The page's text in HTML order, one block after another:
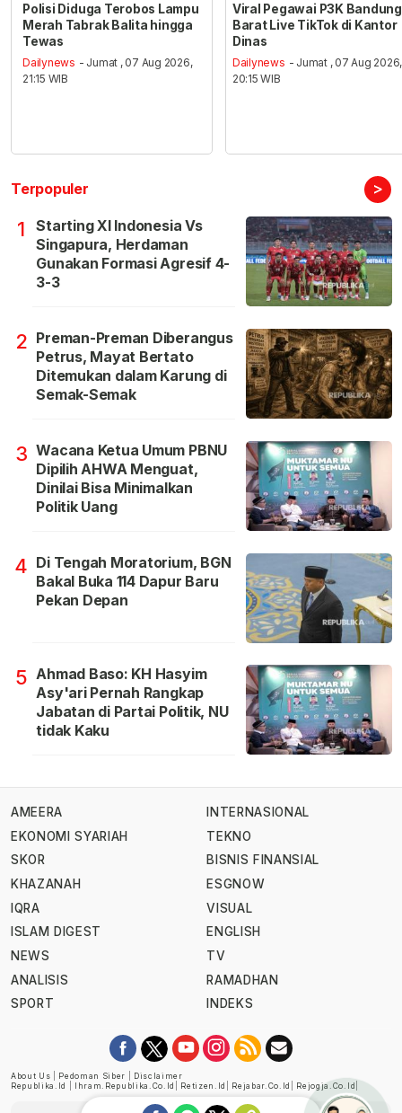
Polisi Diduga Terobos Lampu
Merah Tabrak Balita hingga
Tewas
Dailynews - Jumat , 07 Aug 2026,
21:15 WIB
Viral Pegawai P3K Bandung
Barat Live TikTok di Kantor
Dinas
Dailynews - Jumat , 07 Aug 2026,
20:15 WIB
Terpopuler >
1
Starting XI Indonesia Vs
Singapura, Herdaman
Gunakan Formasi Agresif 4-
3-3
2 Preman-Preman Diberangus
Petrus, Mayat Bertato
Ditemukan dalam Karung di
Semak-Semak
3 Wacana Ketua Umum PBNU
Dipilih AHWA Menguat,
Dinilai Bisa Minimalkan
Politik Uang
4 Di Tengah Moratorium, BGN
Bakal Buka 114 Dapur Baru
Pekan Depan
5 Ahmad Baso: KH Hasyim
Asy'ari Pernah Rangkap
Jabatan di Partai Politik, NU
tidak Kaku
AMEERA
EKONOMI SYARIAH
SKOR
KHAZANAH
IQRA
ISLAM DIGEST
NEWS
ANALISIS
SPORT
INTERNASIONAL
TEKNO
BISNIS FINANSIAL
ESGNOW
VISUAL
ENGLISH
TV
RAMADHAN
INDEKS
About Us Pedoman Siber
Disclaimer
Republika.id
Ihram.republika.co.id Retizen.id Rejabar.co.id Rejogja.co.id